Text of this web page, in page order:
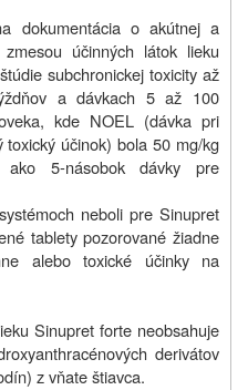
dokumentácia o akútnej a
účinných látok lieku
subchronickej toxicity až
a dávkach 5 až 100
kde NOEL (dávka pri
toxický účinok) bola 50 mg/kg
ako 5-násobok dávky pre
neboli pre Sinupret
tablety pozorované žiadne
alebo toxické účinky na
Sinupret forte neobsahuje
derivátov
z vňate štiavca.